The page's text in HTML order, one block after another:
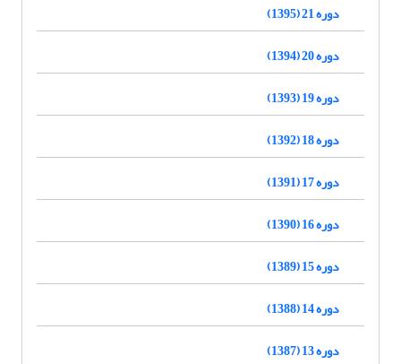
دوره 21 (1395)
دوره 20 (1394)
دوره 19 (1393)
دوره 18 (1392)
دوره 17 (1391)
دوره 16 (1390)
دوره 15 (1389)
دوره 14 (1388)
دوره 13 (1387)